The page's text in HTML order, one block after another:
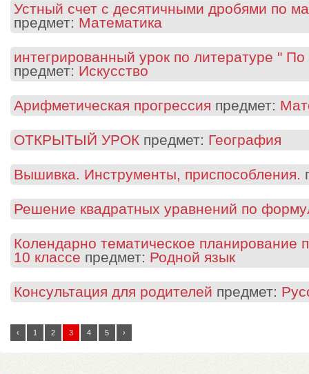
Устный счет с десятичными дробями по
предмет: Математика
интегрированный урок по литературе "
предмет: Искусство
Арифметическая прогрессия предмет:
ОТКРЫТЫЙ УРОК предмет: География
Вышивка. Инструменты, приспособления.
Решение квадратных уравнений по
Колендарно тематическое планирование
10 классе предмет: Родной язык
Консультация для родителей предмет:
‹ 1 2 3 4 5 ›